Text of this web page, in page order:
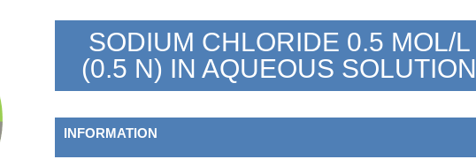
SODIUM CHLORIDE 0.5 MOL/L
(0.5 N) IN AQUEOUS SOLUTION
INFORMATION